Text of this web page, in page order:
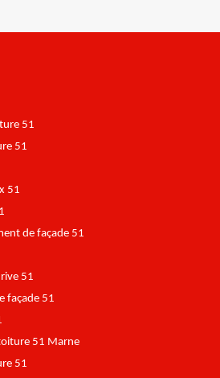
51
51
51
de façade 51
51
façade 51
51 Marne
51